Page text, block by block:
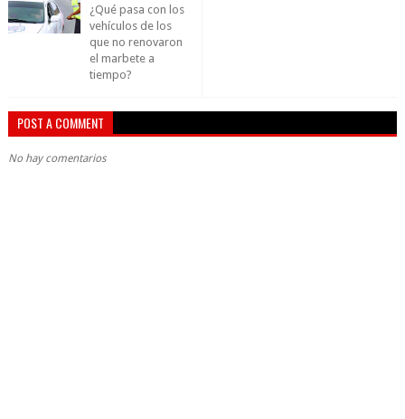
¿Qué pasa con los
vehículos de los
que no renovaron
el marbete a
tiempo?
POST A COMMENT
No hay comentarios